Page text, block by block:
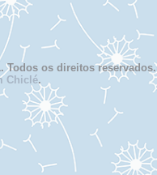
Todos os direitos reservados.
Chiclé.